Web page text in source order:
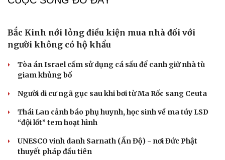
Israel bác bỏ kế hoạch hòa bình Gaza của Tổng thống
Mỹ Trump
thiệt hại nặng về uy tín
CUỘC SỐNG ĐÓ ĐÂY
Bắc Kinh nới lỏng điều kiện mua nhà đối với
người không có hộ khẩu